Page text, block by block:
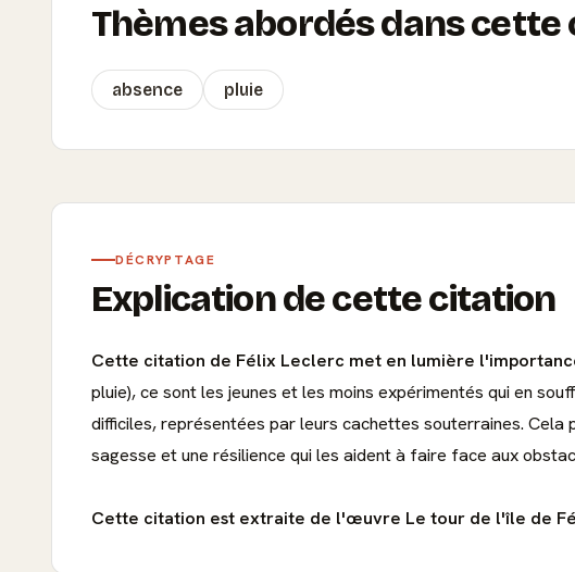
Thèmes abordés dans cette
absence pluie
DÉCRYPTAGE
Explication de cette citation
Cette citation de Félix Leclerc met en lumière
pluie), ce sont les jeunes et les moins expérimentés qui en
difficiles, représentées par leurs cachettes souterraines.
sagesse et une résilience qui les aident à faire face aux
Cette citation est extraite de l'œuvre Le tour de l'île de